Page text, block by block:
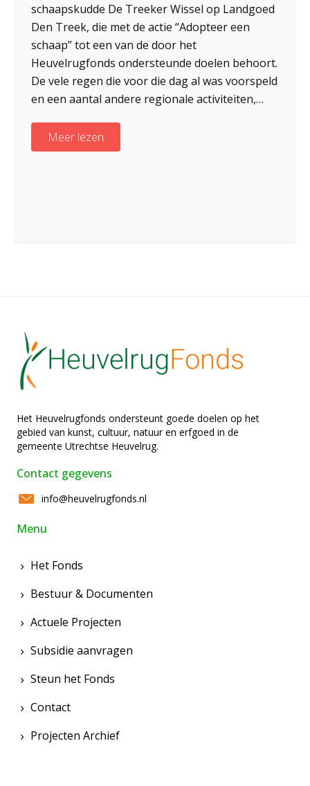
schaapskudde De Treeker Wissel op Landgoed
Den Treek, die met de actie “Adopteer een
schaap” tot een van de door het
Heuvelrugfonds ondersteunde doelen behoort.
De vele regen die voor die dag al was voorspeld
en een aantal andere regionale activiteiten,…
Meer lezen
Het Heuvelrugfonds ondersteunt goede doelen op het
gebied van kunst, cultuur, natuur en erfgoed in de
gemeente Utrechtse Heuvelrug.
Contact gegevens
info@heuvelrugfonds.nl
Menu
Het Fonds
Bestuur & Documenten
Actuele Projecten
Subsidie aanvragen
Steun het Fonds
Contact
Projecten Archief